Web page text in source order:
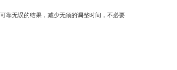
靠无误的结果，减少无须的调整时间，不必要